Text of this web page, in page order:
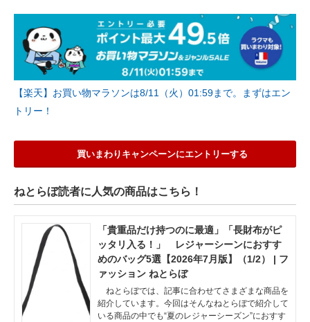
【楽天】お買い物マラソンは8/11（火）01:59まで。まずはエン
トリー！
買いまわりキャンペーンにエントリーする
ねとらぼ読者に人気の商品はこちら！
「貴重品だけ持つのに最適」「長財布がピ
ッタリ入る！」 レジャーシーンにおすす
めのバッグ5選【2026年7月版】（1/2） | フ
ァッション ねとらぼ
ねとらぼでは、記事に合わせてさまざまな商品を
紹介しています。今回はそんなねとらぼで紹介して
いる商品の中でも“夏のレジャーシーズン”におすす